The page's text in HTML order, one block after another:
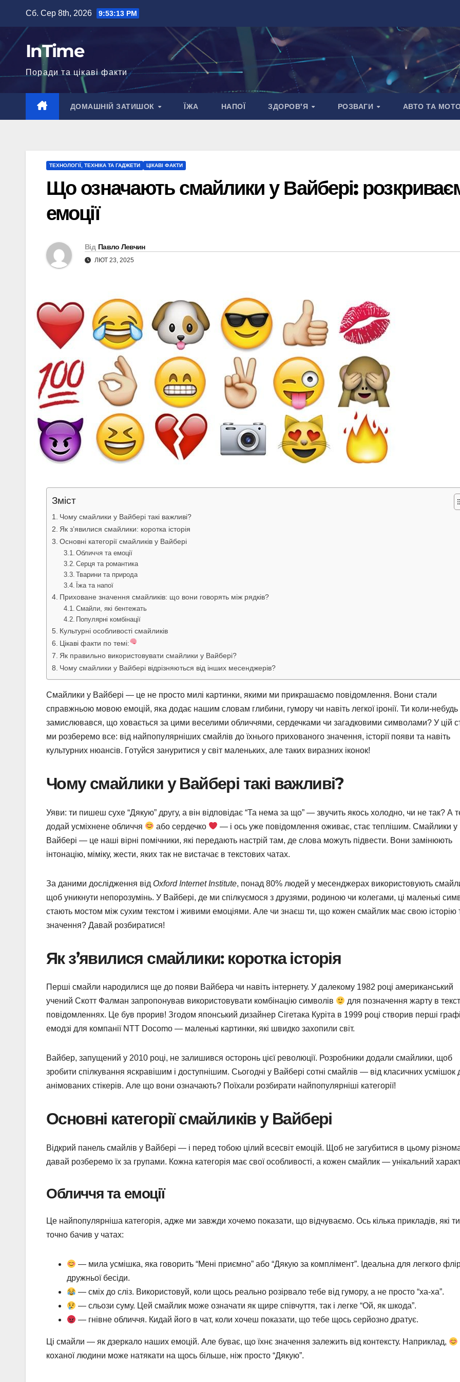
вмісту
Сб. Сер 8th, 2026 9:53:14 PM
InTime
Поради та цікаві факти
ДОМАШНІЙ ЗАТИШОК ЇЖА НАПОЇ ЗДОРОВ’Я РОЗВАГИ АВТО ТА
ТЕХНОЛОГІЇ, ТЕХНІКА ТА ГАДЖЕТИ ЦІКАВІ ФАКТИ
Що означають смайлики у Вайбері:
емоції
Від Павло Левчин
ЛЮТ 23, 2025
Зміст
Чому смайлики у Вайбері такі важливі?
Як з’явилися смайлики: коротка історія
Основні категорії смайликів у Вайбері
Обличчя та емоції
Серця та романтика
Тварини та природа
Їжа та напої
Приховане значення смайликів: що вони говорять між рядків?
Смайли, які бентежать
Популярні комбінації
Культурні особливості смайликів
Цікаві факти по темі:
Як правильно використовувати смайлики у Вайбері?
Чому смайлики у Вайбері відрізняються від інших месенджерів?
Смайлики у Вайбері — це не просто милі картинки, якими ми прикрашаємо повідомлення. Вони стали
справжньою мовою емоцій, яка додає нашим словам глибини, гумору чи навіть легкої іронії. Ти коли-небудь
замислювався, що ховається за цими веселими обличчями, сердечками чи загадковими символами? У цій
ми розберемо все: від найпопулярніших смайлів до їхнього прихованого значення, історії появи та навіть
культурних нюансів. Готуйся зануритися у світ маленьких, але таких виразних іконок!
Чому смайлики у Вайбері такі важливі?
Уяви: ти пишеш сухе “Дякую” другу, а він відповідає “Та нема за що” — звучить якось холодно, чи не так? А
додай усміхнене обличчя
або сердечко
— і ось уже повідомлення оживає, стає теплішим. Смайлики у
Вайбері — це наші вірні помічники, які передають настрій там, де слова можуть підвести. Вони замінюють
інтонацію, міміку, жести, яких так не вистачає в текстових чатах.
За даними дослідження від Oxford Internet Institute, понад 80% людей у месенджерах використовують
щоб уникнути непорозумінь. У Вайбері, де ми спілкуємося з друзями, родиною чи колегами, ці маленькі
стають мостом між сухим текстом і живими емоціями. Але чи знаєш ти, що кожен смайлик має свою історію
значення? Давай розбиратися!
Як з’явилися смайлики: коротка історія
Перші смайли народилися ще до появи Вайбера чи навіть інтернету. У далекому 1982 році американський
учений Скотт Фалман запропонував використовувати комбінацію символів
для позначення жарту в
повідомленнях. Це був прорив! Згодом японський дизайнер Сігетака Куріта в 1999 році створив перші
емодзі для компанії NTT Docomo — маленькі картинки, які швидко захопили світ.
Вайбер, запущений у 2010 році, не залишився осторонь цієї революції. Розробники додали смайлики, щоб
зробити спілкування яскравішим і доступнішим. Сьогодні у Вайбері сотні смайлів — від класичних усмішок
анімованих стікерів. Але що вони означають? Поїхали розбирати найпопулярніші категорії!
Основні категорії смайликів у Вайбері
Відкрий панель смайлів у Вайбері — і перед тобою цілий всесвіт емоцій. Щоб не загубитися в цьому
давай розберемо їх за групами. Кожна категорія має свої особливості, а кожен смайлик — унікальний
Обличчя та емоції
Це найпопулярніша категорія, адже ми завжди хочемо показати, що відчуваємо. Ось кілька прикладів, які ти
точно бачив у чатах:
— мила усмішка, яка говорить “Мені приємно” або “Дякую за комплімент”. Ідеальна для легкого
дружньої бесіди.
— сміх до сліз. Використовуй, коли щось реально розірвало тебе від гумору, а не просто “ха-ха”.
— сльози суму. Цей смайлик може означати як щире співчуття, так і легке “Ой, як шкода”.
— гнівне обличчя. Кидай його в чат, коли хочеш показати, що тебе щось серйозно дратує.
Ці смайли — як дзеркало наших емоцій. Але буває, що їхнє значення залежить від контексту. Наприклад,
коханої людини може натякати на щось більше, ніж просто “Дякую”.